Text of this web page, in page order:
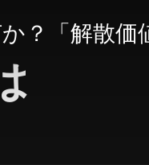
？「解散価